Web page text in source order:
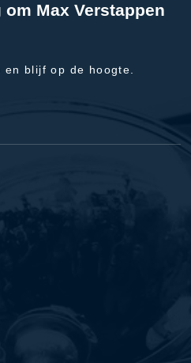
Max Verstappen
en blijf op de hoogte.